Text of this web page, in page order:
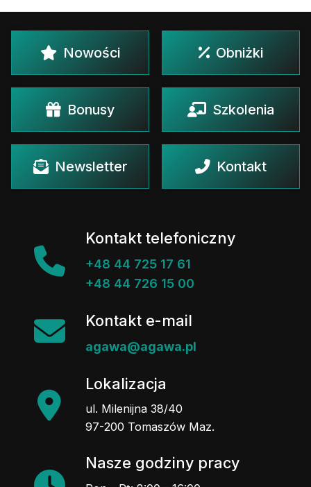
Nowości Obniżki
Bonusy Szkolenia
Newsletter Kontakt
Kontakt telefoniczny
+48 44 725 17 61
+48 44 726 15 00
Kontakt e-mail
agawa@agawa.pl
Lokalizacja
ul. Milenijna 38/40
97-200 Tomaszów Maz.
Nasze godziny pracy